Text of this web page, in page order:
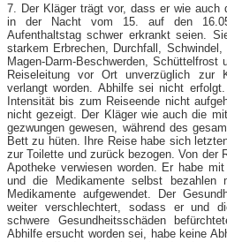
7. Der Kläger trägt vor, dass er wie auch
in der Nacht vom 15. auf den
Aufenthaltstag schwer erkrankt seien.
starkem Erbrechen, Durchfall,
Magen-Darm-Beschwerden,
Reiseleitung vor Ort unverzüglich zur
verlangt worden. Abhilfe sei nicht
Intensität bis zum Reiseende nicht
nicht gezeigt. Der Kläger wie auch die
gezwungen gewesen, während des
Bett zu hüten. Ihre Reise habe sich
zur Toilette und zurück bezogen. Von der
Apotheke verwiesen worden. Er habe
und die Medikamente selbst
Medikamente aufgewendet. Der
weiter verschlechtert, sodass er und
schwere Gesundheitsschäden
Abhilfe ersucht worden sei, habe keine